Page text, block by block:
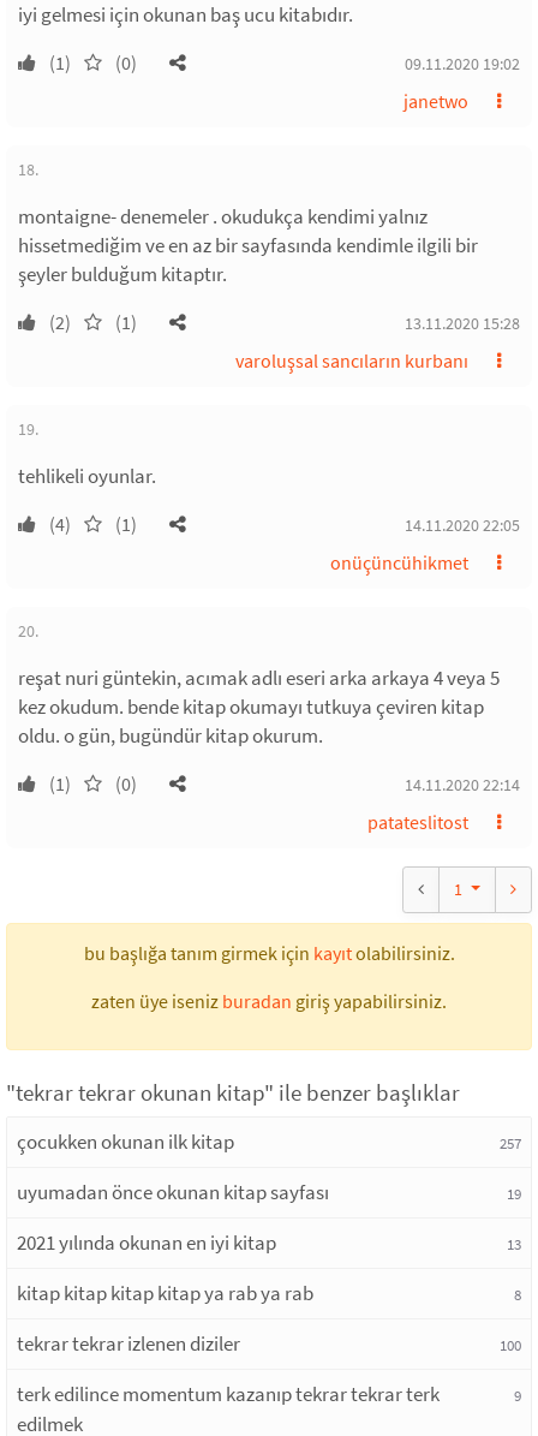
iyi gelmesi için okunan baş ucu kitabıdır.
(1) (0) 09.11.2020 19:02
janetwo
18.
montaigne- denemeler . okudukça kendimi yalnız
hissetmediğim ve en az bir sayfasında kendimle ilgili bir
şeyler bulduğum kitaptır.
(2) (1) 13.11.2020 15:28
varoluşsal sancıların kurbanı
19.
tehlikeli oyunlar.
(4) (1) 14.11.2020 22:05
onüçüncühikmet
20.
reşat nuri güntekin, acımak adlı eseri arka arkaya 4 veya 5
kez okudum. bende kitap okumayı tutkuya çeviren kitap
oldu. o gün, bugündür kitap okurum.
(1) (0) 14.11.2020 22:14
patateslitost
1
bu başlığa tanım girmek için kayıtolabilirsiniz.
zaten üye iseniz buradan giriş yapabilirsiniz.
"tekrar tekrar okunan kitap" ile benzer başlıklar
çocukken okunan ilk kitap 257
uyumadan önce okunan kitap sayfası 19
2021 yılında okunan en iyi kitap 13
kitap kitap kitap kitap ya rab ya rab 8
tekrar tekrar izlenen diziler 100
terk edilince momentum kazanıp tekrar tekrar terk
edilmek
9